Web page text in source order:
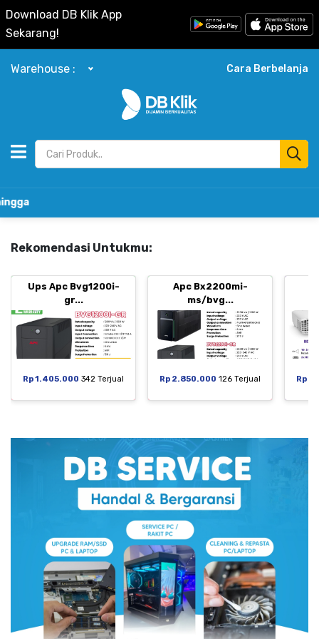
Download DB Klik App
Sekarang!
Warehouse : Cara Berbelanja
Rekomendasi Untukmu:
Ups Apc Bvg1200i-
gr...
Rp 1.405.000 342 Terjual
Apc Bx2200mi-
ms/bvg...
Rp 2.850.000 126 Terjual Rp